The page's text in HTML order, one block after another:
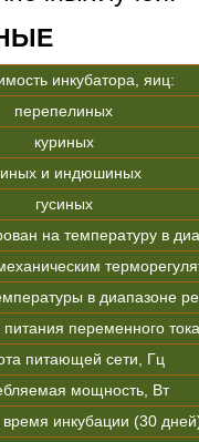
инкубатора, яиц:
перепелиных
куриных
и индюшиных
гусиных
на температуру в
в диапазоне
переменного
питающей сети, Гц
мощность, Вт
время инкубации (30